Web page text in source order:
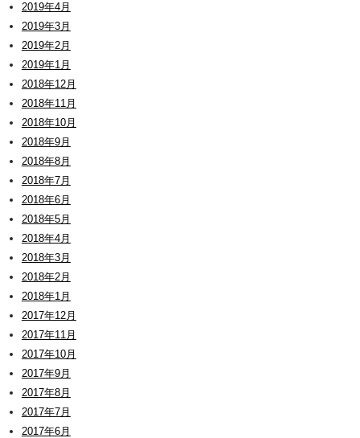
2019年4月
2019年3月
2019年2月
2019年1月
2018年12月
2018年11月
2018年10月
2018年9月
2018年8月
2018年7月
2018年6月
2018年5月
2018年4月
2018年3月
2018年2月
2018年1月
2017年12月
2017年11月
2017年10月
2017年9月
2017年8月
2017年7月
2017年6月